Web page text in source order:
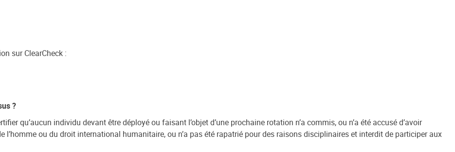
sur ClearCheck :
?
qu’aucun individu devant être déployé ou faisant l’objet d’une prochaine rotation n’a commis, ou n’a été accusé d’avoir
ou du droit international humanitaire, ou n’a pas été rapatrié pour des raisons disciplinaires et interdit de participer aux